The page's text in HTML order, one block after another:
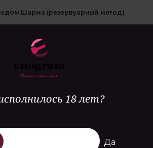
18 лет?
Да
Шарма (резервуарный метод)
морепродуктов